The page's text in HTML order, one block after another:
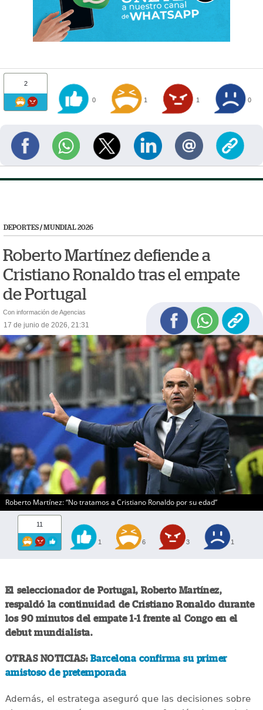
2
0 1 1 0
DEPORTES/MUNDIAL 2026
Roberto Martínez defiende a
Cristiano Ronaldo tras el empate
de Portugal
Con información de Agencias
17 de junio de 2026, 21:31
Roberto Martínez: “No tratamos a Cristiano Ronaldo por su edad”
11
1 6 3 1
El seleccionador de Portugal, Roberto Martínez,
respaldó la continuidad de Cristiano Ronaldo durante
los 90 minutos del empate 1-1 frente al Congo en el
debut mundialista.
OTRAS NOTICIAS: Barcelona confirma su primer
amistoso de pretemporada
Además, el estratega aseguró que las decisiones sobre